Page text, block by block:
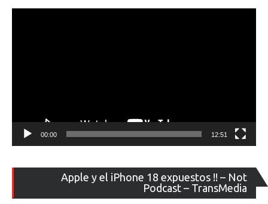
00:00 12:51
Apple y el iPhone 18 expuestos !! – Not
Podcast – TransMedia
de